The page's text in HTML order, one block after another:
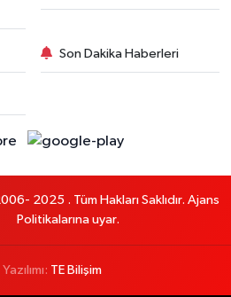
Son Dakika Haberleri
2025 . Tüm Hakları Saklıdır. Ajans
Politikalarına uyar.
TE Bilişim